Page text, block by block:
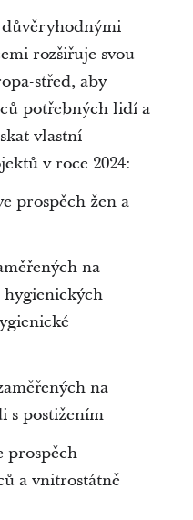
rozšiřuje svou
střed, aby
potřebných lidí a
vlastní
v roce 2024:
žen a
na
hygienických
na
s postižením
a vnitrostátně